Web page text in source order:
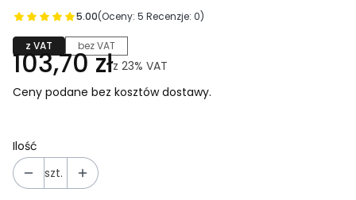
5.00(Oceny: 5 Recenzje: 0)
z VAT bez VAT
103,70 złz 23% VAT
Ceny podane bez kosztów dostawy.
Ilość
szt.